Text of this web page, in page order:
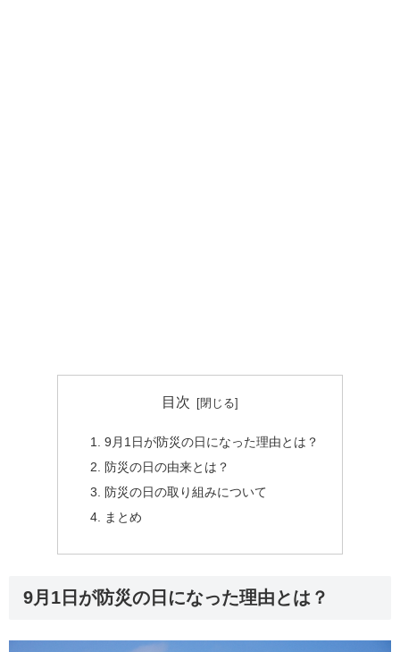
目次
9月1日が防災の日になった理由とは？
防災の日の由来とは？
防災の日の取り組みについて
まとめ
9月1日が防災の日になった理由とは？